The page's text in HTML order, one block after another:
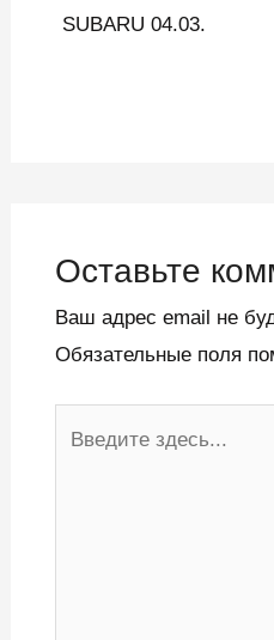
SUBARU 04.03.
Оставьте
Ваш адрес email не
Обязательные поля